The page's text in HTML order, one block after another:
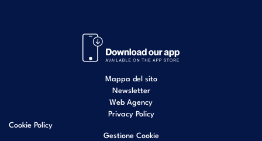
Mappa del sito
Newsletter
Web Agency
Privacy Policy
Cookie Policy
Gestione Cookie